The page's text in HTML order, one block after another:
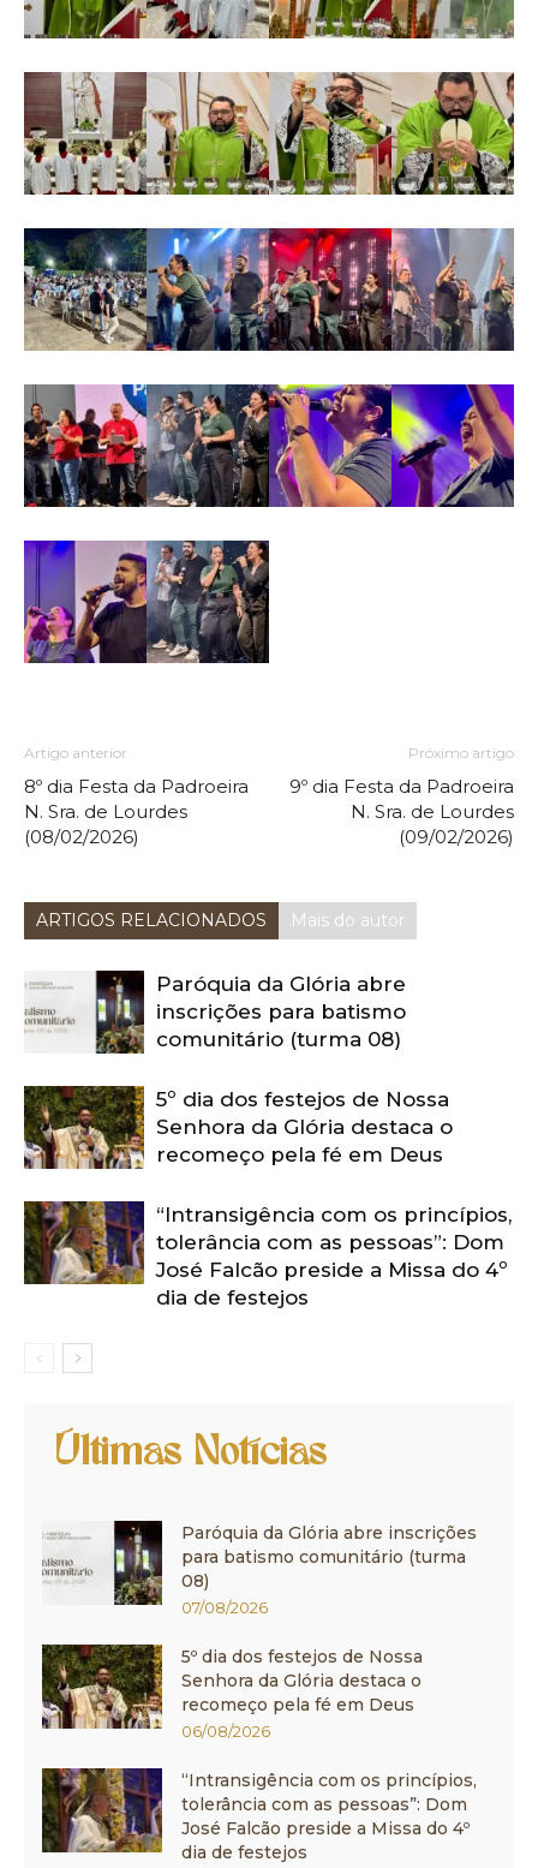
Artigo anterior
8º dia Festa da Padroeira
N. Sra. de Lourdes
(08/02/2026)
Próximo artigo
9º dia Festa da Padroeira
N. Sra. de Lourdes
(09/02/2026)
ARTIGOS RELACIONADOS Mais do autor
Paróquia da Glória abre
inscrições para batismo
comunitário (turma 08)
5º dia dos festejos de Nossa
Senhora da Glória destaca o
recomeço pela fé em Deus
“Intransigência com os princípios,
tolerância com as pessoas”: Dom
José Falcão preside a Missa do 4º
dia de festejos
Últimas Notícias
Paróquia da Glória abre inscrições
para batismo comunitário (turma
08)
07/08/2026
5º dia dos festejos de Nossa
Senhora da Glória destaca o
recomeço pela fé em Deus
06/08/2026
“Intransigência com os princípios,
tolerância com as pessoas”: Dom
José Falcão preside a Missa do 4º
dia de festejos